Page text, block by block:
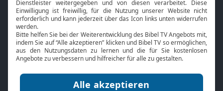
Bibel TV
Über uns
Jobs
Mediadaten
Service
Kontakt
TV-Empfang